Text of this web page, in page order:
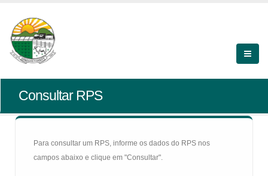
Consultar RPS
Para consultar um RPS, informe os dados do RPS nos
campos abaixo e clique em "Consultar".